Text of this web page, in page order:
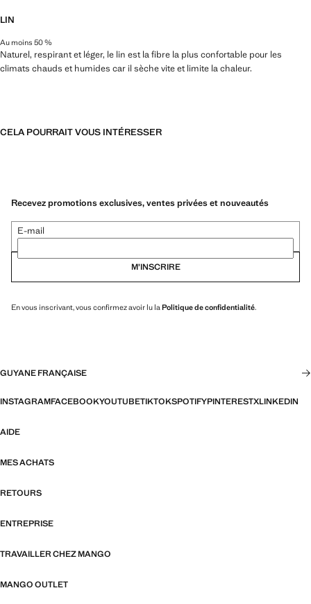
LIN
Au moins 50 %
Naturel, respirant et léger, le lin est la fibre la plus confortable pour les
climats chauds et humides car il sèche vite et limite la chaleur.
CELA POURRAIT VOUS INTÉRESSER
Recevez promotions exclusives, ventes privées et nouveautés
E-mail
M’INSCRIRE
En vous inscrivant, vous confirmez avoir lu laPolitique de confidentialité.
GUYANE FRANÇAISE
INSTAGRAMFACEBOOKYOUTUBETIKTOKSPOTIFYPINTERESTXLINKEDIN
AIDE
MES ACHATS
RETOURS
ENTREPRISE
TRAVAILLER CHEZ MANGO
MANGO OUTLET